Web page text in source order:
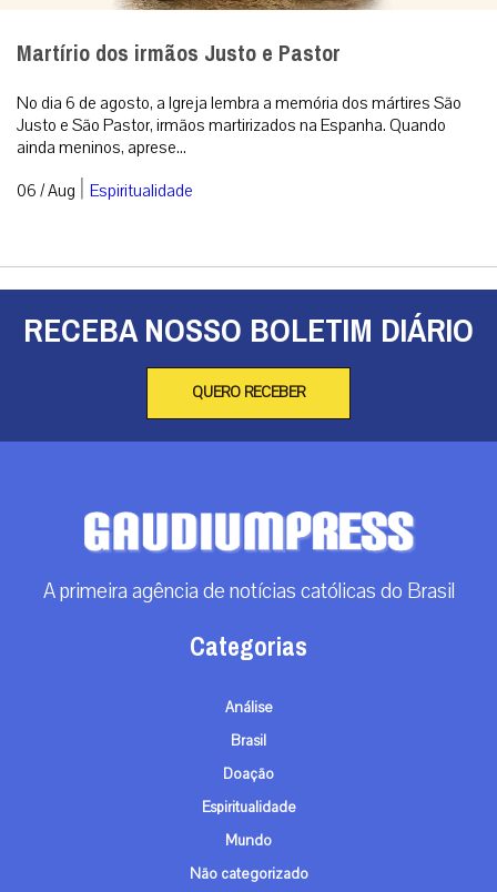
Martírio dos irmãos Justo e Pastor
No dia 6 de agosto, a Igreja lembra a memória dos mártires São
Justo e São Pastor, irmãos martirizados na Espanha. Quando
ainda meninos, aprese...
06 / Aug | Espiritualidade
RECEBA NOSSO BOLETIM DIÁRIO
QUERO RECEBER
A primeira agência de notícias católicas do Brasil
Categorias
Análise
Brasil
Doação
Espiritualidade
Mundo
Não categorizado